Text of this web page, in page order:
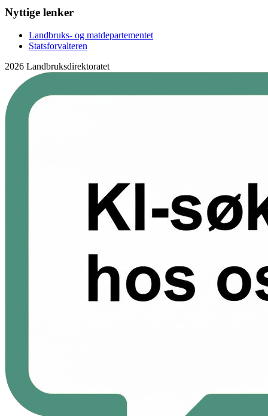
Nyttige lenker
Landbruks- og matdepartementet
Statsforvalteren
2026 Landbruksdirektoratet